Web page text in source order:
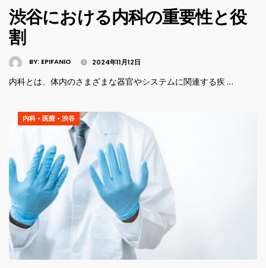
渋谷における内科の重要性と役
割
BY: EPIFANIO 2024年11月12日
内科とは、体内のさまざまな器官やシステムに関連する疾 …
内科 • 医療 • 渋谷